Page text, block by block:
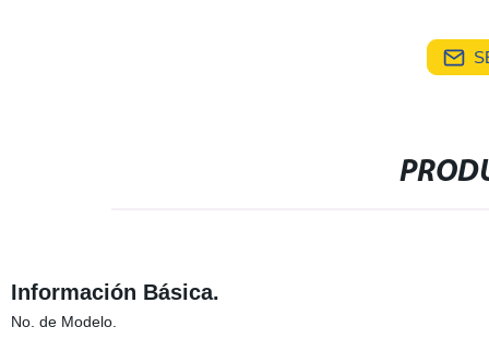
Información Básica.
No. de Modelo.